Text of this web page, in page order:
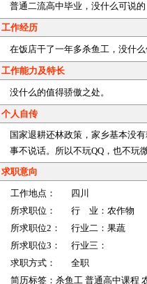
普通二流高中毕业，没什么可说的
工作经历
在饭店干了一年多杀鱼工，没什
工作能力及特长
没什么的值得骄傲之处。
个人自传
国家退耕还林政策，家乡基本没
事不说话。所以不玩QQ，也不玩
求职意向
工作地点： 四川
所求职位：
行 业： 农作物
所求职位2：
行业二： 果蔬
所求职位3：
行业三：
求职方式：
全职
简历标签：杀鱼工 普通高中课程